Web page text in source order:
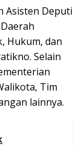
Asisten Deputi
Hukum, dan
Selain
Tim
lainnya.